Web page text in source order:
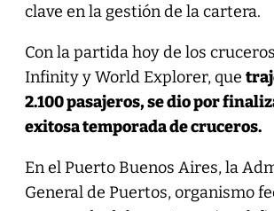
clave en la gestión de la cartera.
Con la partida hoy de los
Infinity y World Explorer, que
2.100 pasajeros, se dio por
exitosa temporada de cruceros.
En el Puerto Buenos Aires, la
General de Puertos, organismo